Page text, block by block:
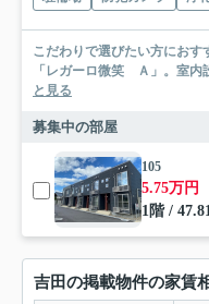
こだわりで選びたい方におす
「レガーロ微笑 Ａ」。室内
と見る
募集中の部屋
105
5.75万円
1階 /
吉田の掲載物件の家賃